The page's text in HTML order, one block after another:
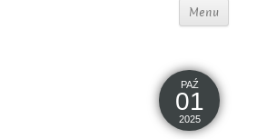
Menu
PAŹ
01
2025